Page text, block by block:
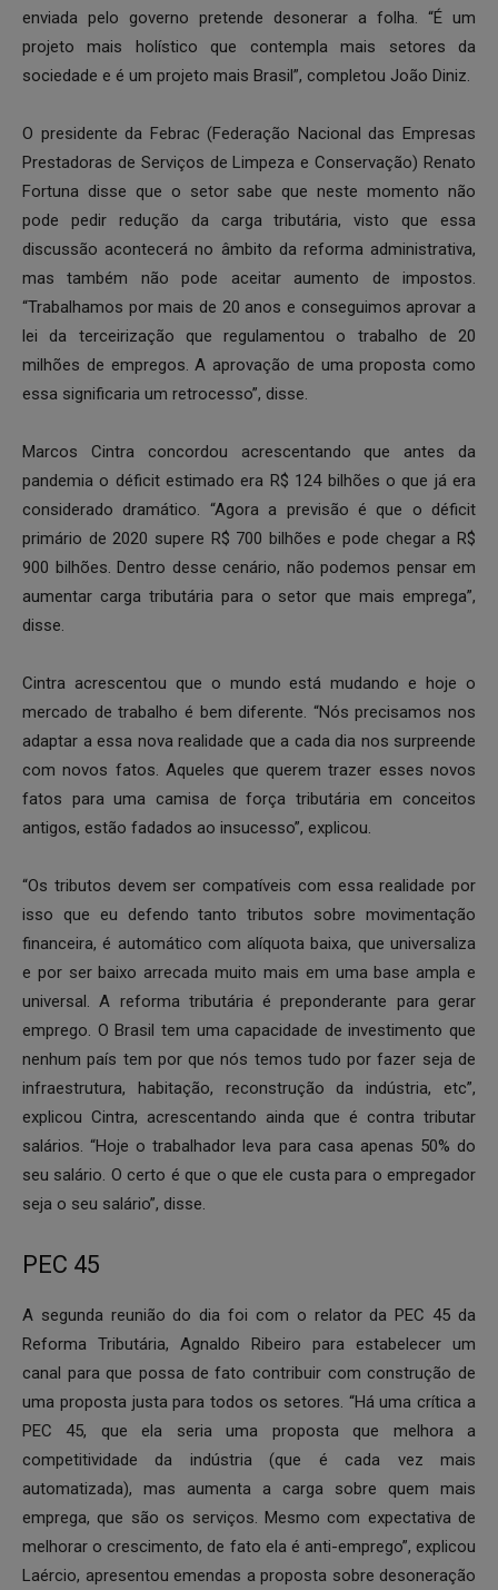
enviada pelo governo pretende desonerar a folha. “É um
projeto mais holístico que contempla mais setores da
sociedade e é um projeto mais Brasil”, completou João Diniz.
O presidente da Febrac (Federação Nacional das Empresas
Prestadoras de Serviços de Limpeza e Conservação) Renato
Fortuna disse que o setor sabe que neste momento não
pode pedir redução da carga tributária, visto que essa
discussão acontecerá no âmbito da reforma administrativa,
mas também não pode aceitar aumento de impostos.
“Trabalhamos por mais de 20 anos e conseguimos aprovar a
lei da terceirização que regulamentou o trabalho de 20
milhões de empregos. A aprovação de uma proposta como
essa significaria um retrocesso”, disse.
Marcos Cintra concordou acrescentando que antes da
pandemia o déficit estimado era R$ 124 bilhões o que já era
considerado dramático. “Agora a previsão é que o déficit
primário de 2020 supere R$ 700 bilhões e pode chegar a R$
900 bilhões. Dentro desse cenário, não podemos pensar em
aumentar carga tributária para o setor que mais emprega”,
disse.
Cintra acrescentou que o mundo está mudando e hoje o
mercado de trabalho é bem diferente. “Nós precisamos nos
adaptar a essa nova realidade que a cada dia nos surpreende
com novos fatos. Aqueles que querem trazer esses novos
fatos para uma camisa de força tributária em conceitos
antigos, estão fadados ao insucesso”, explicou.
“Os tributos devem ser compatíveis com essa realidade por
isso que eu defendo tanto tributos sobre movimentação
financeira, é automático com alíquota baixa, que universaliza
e por ser baixo arrecada muito mais em uma base ampla e
universal. A reforma tributária é preponderante para gerar
emprego. O Brasil tem uma capacidade de investimento que
nenhum país tem por que nós temos tudo por fazer seja de
infraestrutura, habitação, reconstrução da indústria, etc”,
explicou Cintra, acrescentando ainda que é contra tributar
salários. “Hoje o trabalhador leva para casa apenas 50% do
seu salário. O certo é que o que ele custa para o empregador
seja o seu salário”, disse.
PEC 45
A segunda reunião do dia foi com o relator da PEC 45 da
Reforma Tributária, Agnaldo Ribeiro para estabelecer um
canal para que possa de fato contribuir com construção de
uma proposta justa para todos os setores. “Há uma crítica a
PEC 45, que ela seria uma proposta que melhora a
competitividade da indústria (que é cada vez mais
automatizada), mas aumenta a carga sobre quem mais
emprega, que são os serviços. Mesmo com expectativa de
melhorar o crescimento, de fato ela é anti-emprego”, explicou
Laércio, apresentou emendas a proposta sobre desoneração